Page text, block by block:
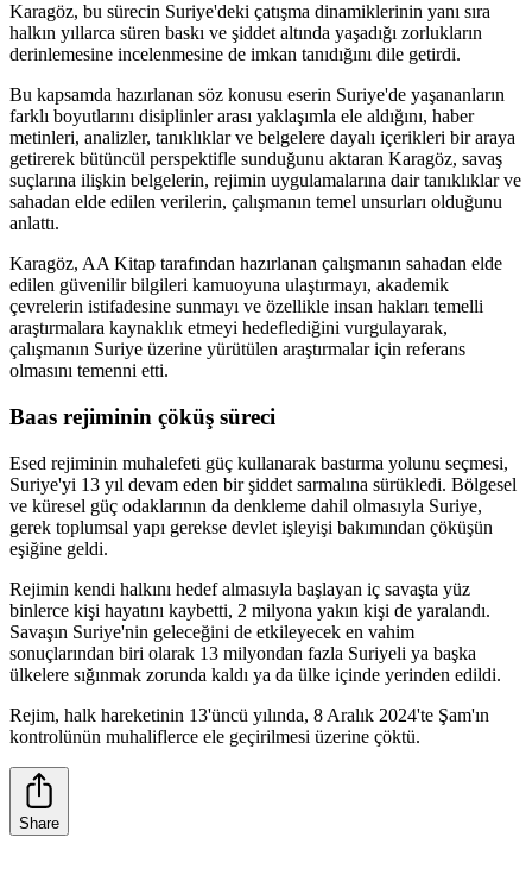
Karagöz, bu sürecin Suriye'deki çatışma dinamiklerinin yanı sıra
halkın yıllarca süren baskı ve şiddet altında yaşadığı zorlukların
derinlemesine incelenmesine de imkan tanıdığını dile getirdi.
Bu kapsamda hazırlanan söz konusu eserin Suriye'de yaşananların
farklı boyutlarını disiplinler arası yaklaşımla ele aldığını, haber
metinleri, analizler, tanıklıklar ve belgelere dayalı içerikleri bir araya
getirerek bütüncül perspektifle sunduğunu aktaran Karagöz, savaş
suçlarına ilişkin belgelerin, rejimin uygulamalarına dair tanıklıklar ve
sahadan elde edilen verilerin, çalışmanın temel unsurları olduğunu
anlattı.
Karagöz, AA Kitap tarafından hazırlanan çalışmanın sahadan elde
edilen güvenilir bilgileri kamuoyuna ulaştırmayı, akademik
çevrelerin istifadesine sunmayı ve özellikle insan hakları temelli
araştırmalara kaynaklık etmeyi hedeflediğini vurgulayarak,
çalışmanın Suriye üzerine yürütülen araştırmalar için referans
olmasını temenni etti.
Baas rejiminin çöküş süreci
Esed rejiminin muhalefeti güç kullanarak bastırma yolunu seçmesi,
Suriye'yi 13 yıl devam eden bir şiddet sarmalına sürükledi. Bölgesel
ve küresel güç odaklarının da denkleme dahil olmasıyla Suriye,
gerek toplumsal yapı gerekse devlet işleyişi bakımından çöküşün
eşiğine geldi.
Rejimin kendi halkını hedef almasıyla başlayan iç savaşta yüz
binlerce kişi hayatını kaybetti, 2 milyona yakın kişi de yaralandı.
Savaşın Suriye'nin geleceğini de etkileyecek en vahim
sonuçlarından biri olarak 13 milyondan fazla Suriyeli ya başka
ülkelere sığınmak zorunda kaldı ya da ülke içinde yerinden edildi.
Rejim, halk hareketinin 13'üncü yılında, 8 Aralık 2024'te Şam'ın
kontrolünün muhaliflerce ele geçirilmesi üzerine çöktü.
Share